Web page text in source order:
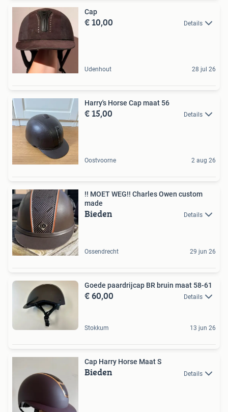
Cap
€ 10,00 Details
Udenhout 28 jul 26
Harry's Horse Cap maat 56
€ 15,00 Details
Oostvoorne 2 aug 26
!! MOET WEG!! Charles Owen custom
made
Bieden Details
Ossendrecht 29 jun 26
Goede paardrijcap BR bruin maat 58-61
€ 60,00 Details
Stokkum 13 jun 26
Cap Harry Horse Maat S
Bieden Details